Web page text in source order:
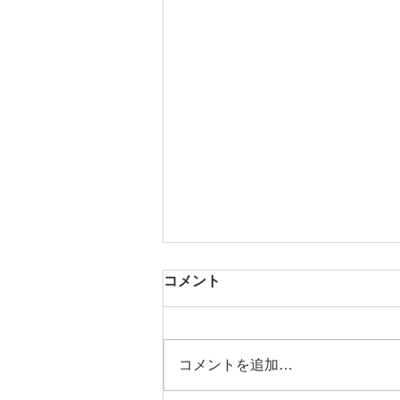
芳醇な香り
コメント
コメントを追加…